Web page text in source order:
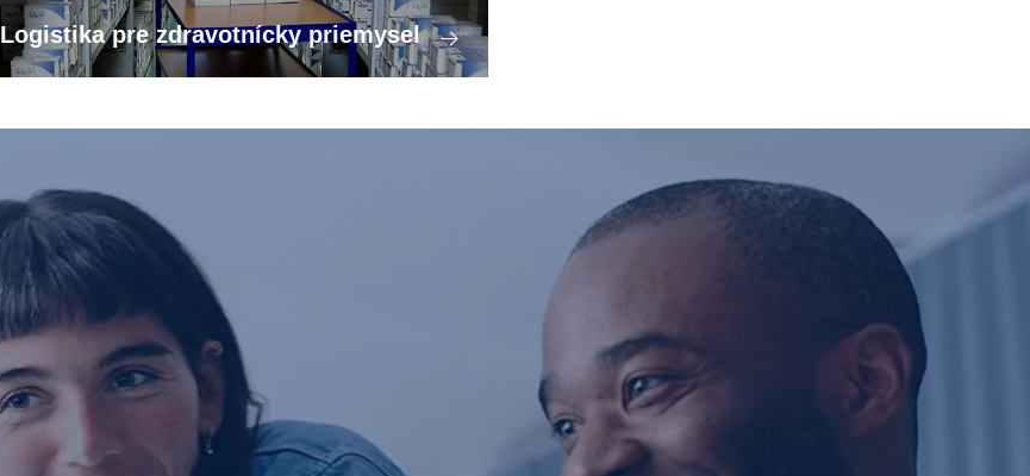
Logistika pre zdravotnícky priemysel